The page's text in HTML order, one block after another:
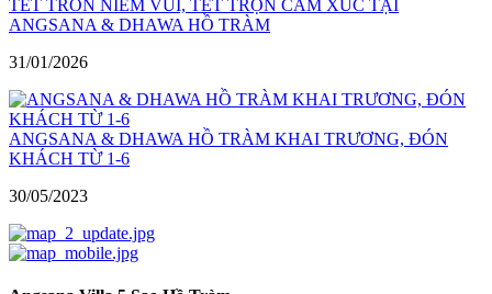
TẾT TRÒN NIỀM VUI, TẾT TRỌN CẢM XÚC TẠI
ANGSANA & DHAWA HỒ TRÀM
31/01/2026
ANGSANA & DHAWA HỒ TRÀM KHAI TRƯƠNG, ĐÓN
KHÁCH TỪ 1-6
30/05/2023